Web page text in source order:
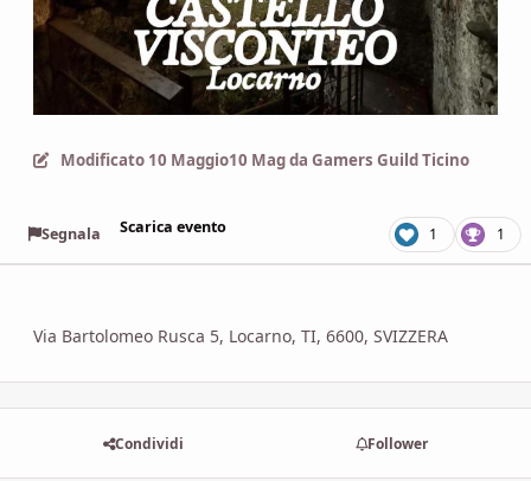
Modificato 10 Maggio10 Magda Gamers Guild Ticino
Segnala Scarica evento 1 1
Via Bartolomeo Rusca 5, Locarno, TI, 6600, SVIZZERA
Condividi Follower